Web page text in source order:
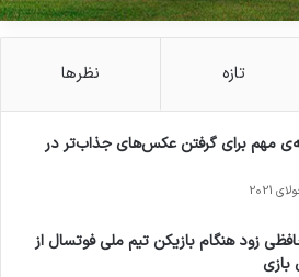
تازه نظرها
مهم برای گرفتن عکس‌های جذاب‌تر در
زود هنگام بازیکن تیم ملی فوتسال از
بازی